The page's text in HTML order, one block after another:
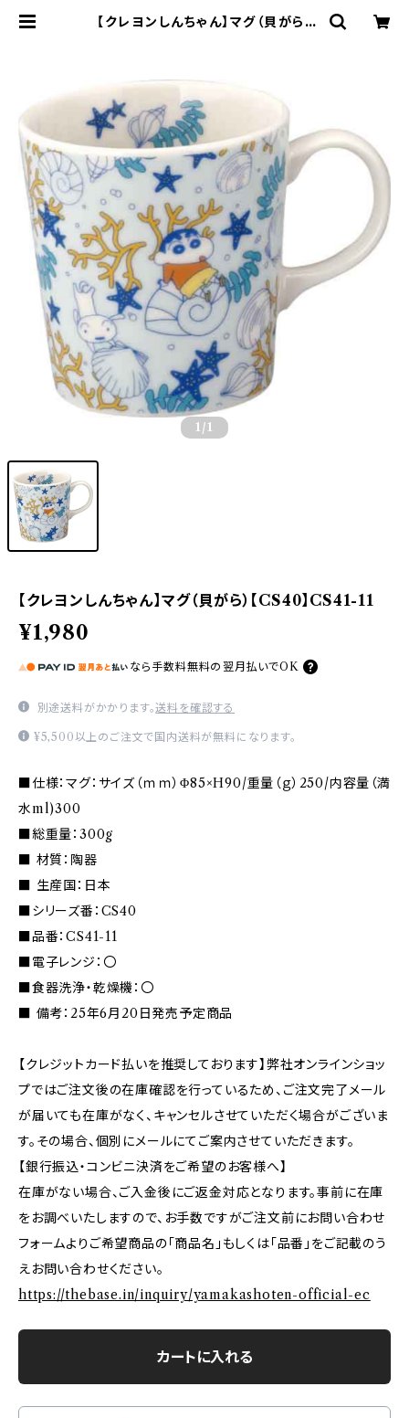
【クレヨンしんちゃん】マグ（貝がら）
1 /1
【クレヨンしんちゃん】マグ（貝がら）【CS40】CS41-11
¥1,980
なら 手数料無料の 翌月払いでOK
別途送料がかかります。送料を確認する
¥5,500以上のご注文で国内送料が無料になります。
■仕様：マグ：サイズ（ｍｍ）Φ85×H90/重量（ｇ）250/内容量（満
水ml)300
■総重量：300g
■ 材質：陶器
■ 生産国：日本
■シリーズ番：CS40
■品番：CS41-11
■電子レンジ：〇
■食器洗浄・乾燥機：〇
■ 備考：25年6月20日発売予定商品
【クレジットカード払いを推奨しております】弊社オンラインショッ
プではご注文後の在庫確認を行っているため、ご注文完了メール
が届いても在庫がなく、キャンセルさせていただく場合がございま
す。その場合、個別にメールにてご案内させていただきます。
【銀行振込・コンビニ決済をご希望のお客様へ】
在庫がない場合、ご入金後にご返金対応となります。事前に在庫
をお調べいたしますので、お手数ですがご注文前にお問い合わせ
フォームよりご希望商品の「商品名」もしくは「品番」をご記載のう
えお問い合わせください。
https://thebase.in/inquiry/yamakashoten-official-ec
カートに入れる